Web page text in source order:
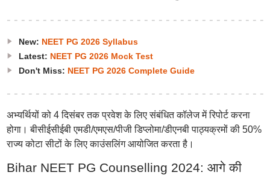
New: NEET PG 2026 Syllabus
Latest: NEET PG 2026 Mock Test
Don't Miss: NEET PG 2026 Complete Guide
अभ्यर्थियों को 4 दिसंबर तक प्रवेश के लिए संबंधित कॉलेज में रिपोर्ट करना
होगा। बीसीईसीईबी एमडी/एमएस/पीजी डिप्लोमा/डीएनबी पाठ्यक्रमों की 50%
राज्य कोटा सीटों के लिए काउंसलिंग आयोजित करता है।
Bihar NEET PG Counselling 2024: आगे की